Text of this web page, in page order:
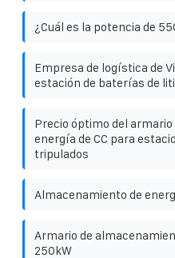
¿Cuál es la potencia de
Empresa de logística de
estación de baterías de
Precio óptimo del
energía de CC para
tripulados
Almacenamiento de
Armario de
250kW